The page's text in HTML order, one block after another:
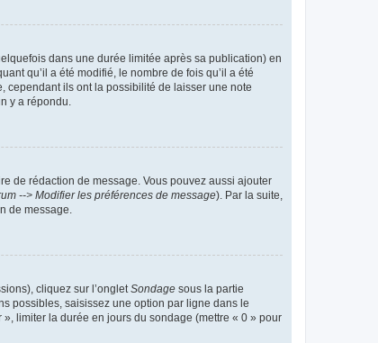
dans une durée limitée après sa publication) en
qu’il a été modifié, le nombre de fois qu’il a été
cependant ils ont la possibilité de laisser une note
y a répondu.
de rédaction de message. Vous pouvez aussi ajouter
--> Modifier les préférences de message). Par la suite,
de message.
cliquez sur l’onglet Sondage sous la partie
possibles, saisissez une option par ligne dans le
limiter la durée en jours du sondage (mettre « 0 » pour